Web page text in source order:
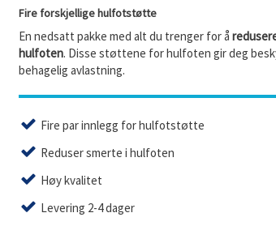
Fire forskjellige hulfotstøtte
En nedsatt pakke med alt du trenger for å
hulfoten. Disse støttene for hulfoten gir deg
behagelig avlastning.
Fire par innlegg for hulfotstøtte
Reduser smerte i hulfoten
Høy kvalitet
Levering 2-4 dager